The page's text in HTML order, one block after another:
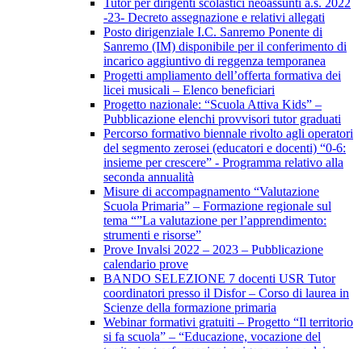
Tutor per dirigenti scolastici neoassunti a.s. 2022
-23- Decreto assegnazione e relativi allegati
Posto dirigenziale I.C. Sanremo Ponente di
Sanremo (IM) disponibile per il conferimento di
incarico aggiuntivo di reggenza temporanea
Progetti ampliamento dell’offerta formativa dei
licei musicali – Elenco beneficiari
Progetto nazionale: “Scuola Attiva Kids” –
Pubblicazione elenchi provvisori tutor graduati
Percorso formativo biennale rivolto agli operatori
del segmento zerosei (educatori e docenti) “0-6:
insieme per crescere” - Programma relativo alla
seconda annualità
Misure di accompagnamento “Valutazione
Scuola Primaria” – Formazione regionale sul
tema “”La valutazione per l’apprendimento:
strumenti e risorse”
Prove Invalsi 2022 – 2023 – Pubblicazione
calendario prove
BANDO SELEZIONE 7 docenti USR Tutor
coordinatori presso il Disfor – Corso di laurea in
Scienze della formazione primaria
Webinar formativi gratuiti – Progetto “Il territorio
si fa scuola” – “Educazione, vocazione del